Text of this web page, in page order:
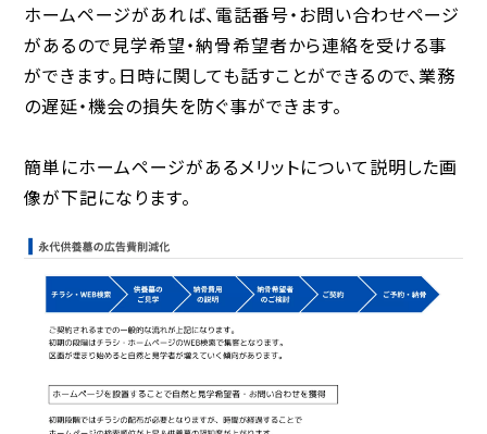
ホームページがあれば、電話番号・お問い合わせページ
があるので見学希望・納骨希望者から連絡を受ける事
ができます。日時に関しても話すことができるので、業務
の遅延・機会の損失を防ぐ事ができます。
簡単にホームページがあるメリットについて説明した画
像が下記になります。